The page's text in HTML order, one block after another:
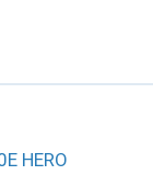
HERO